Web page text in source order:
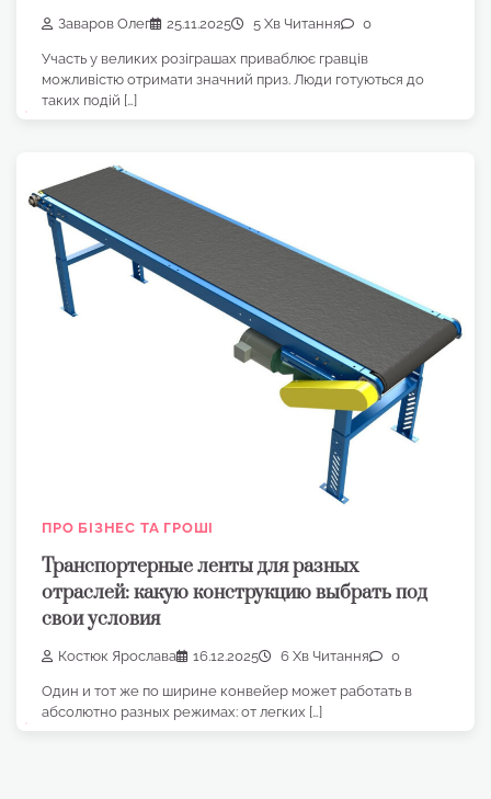
Заваров Олег 25.11.2025 5 Хв Читання 0
Участь у великих розіграшах приваблює гравців
можливістю отримати значний приз. Люди готуються до
таких подій […]
ПРО БІЗНЕС ТА ГРОШІ
Транспортерные ленты для разных
отраслей: какую конструкцию выбрать под
свои условия
Костюк Ярослава 16.12.2025 6 Хв Читання 0
Один и тот же по ширине конвейер может работать в
абсолютно разных режимах: от легких […]